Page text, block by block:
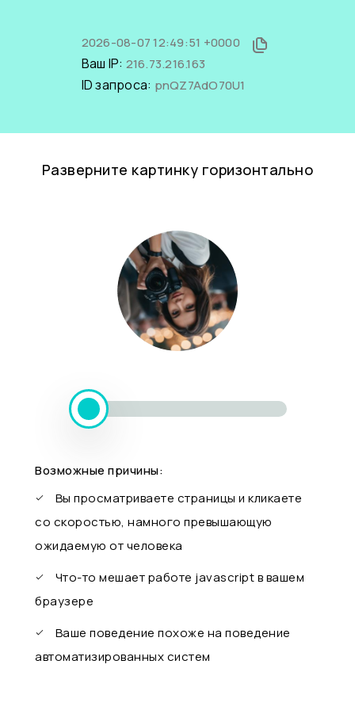
2026-08-07 12:49:51 +0000
Ваш IP: 216.73.216.163
ID запроса: pnQZ7AdO70U1
Разверните картинку горизонтально
Возможные причины:
Вы просматриваете страницы и кликаете
со скоростью, намного превышающую
ожидаемую от человека
Что-то мешает работе javascript в вашем
браузере
Ваше поведение похоже на поведение
автоматизированных систем